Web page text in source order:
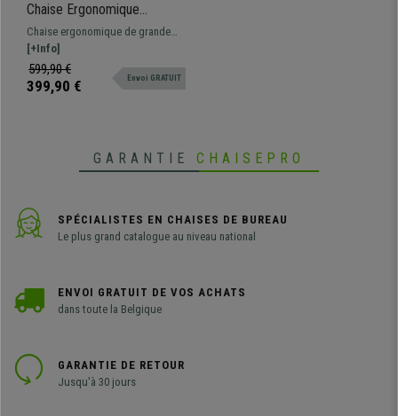
Chaise Ergonomique
OLIVER, en Tissu Bleu,
Utilisation 8 Heures,
Rembourrage Epais
Chaise ergonomique de grande
qualité et confort. Modèle adapté
pour une utilisation
professionnelle, fabriqué avec des
[+Info]
599,90 €
399,90 € Envoi GRATUIT
GARANTIE CHAISEPRO
SPÉCIALISTES EN CHAISES DE BUREAU
Le plus grand catalogue au niveau national
ENVOI GRATUIT DE VOS ACHATS
dans toute la Belgique
GARANTIE DE RETOUR
Jusqu'à 30 jours